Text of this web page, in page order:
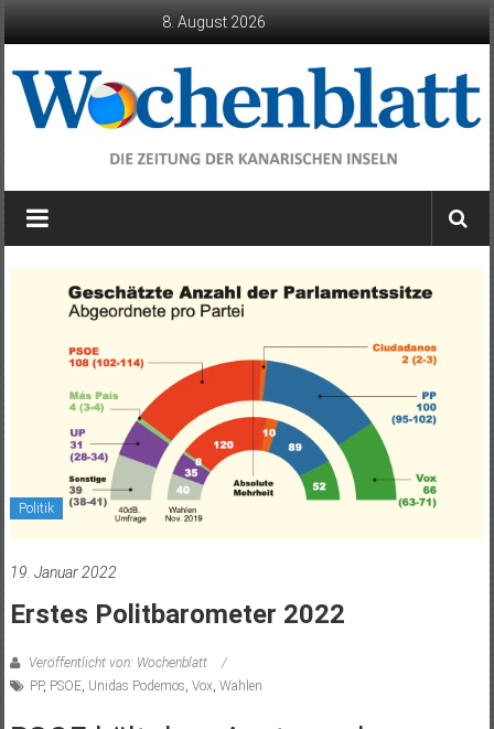
8. August 2026
Wochenblatt
die
Kanarischen
Politik
19. Januar 2022
Erstes Politbarometer 2022
Veröffentlicht von: Wochenblatt
PP, PSOE, Unidas Podemos, Vox, Wahlen